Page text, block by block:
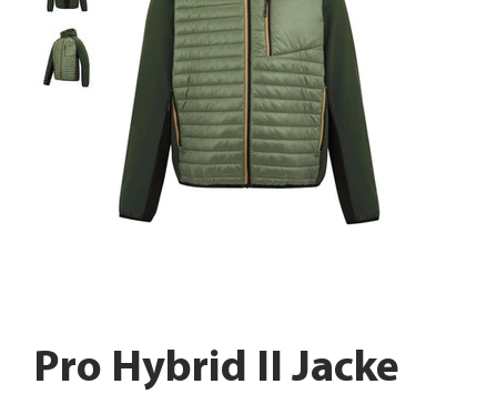
Pro Hybrid II Jacke